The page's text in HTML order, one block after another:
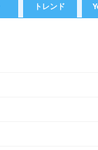
トレンド